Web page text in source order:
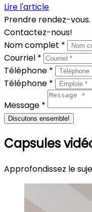
Lire l'article
Prendre rendez-vous.
Contactez-nous!
Nom complet *
Courriel *
Téléphone *
Téléphone *
Message *
Discutons ensemble!
Capsules
Approfondissez le